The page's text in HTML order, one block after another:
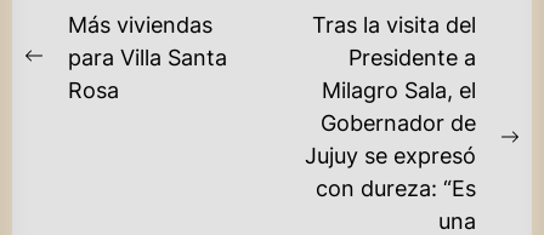
NAVEGACIÓN
DE
ENTRADAS
Previous
post:
Más viviendas
para Villa Santa
Rosa
Tras la visita del
Presidente a
Milagro Sala, el
Gobernador de
Jujuy se expresó
con dureza: “Es
una